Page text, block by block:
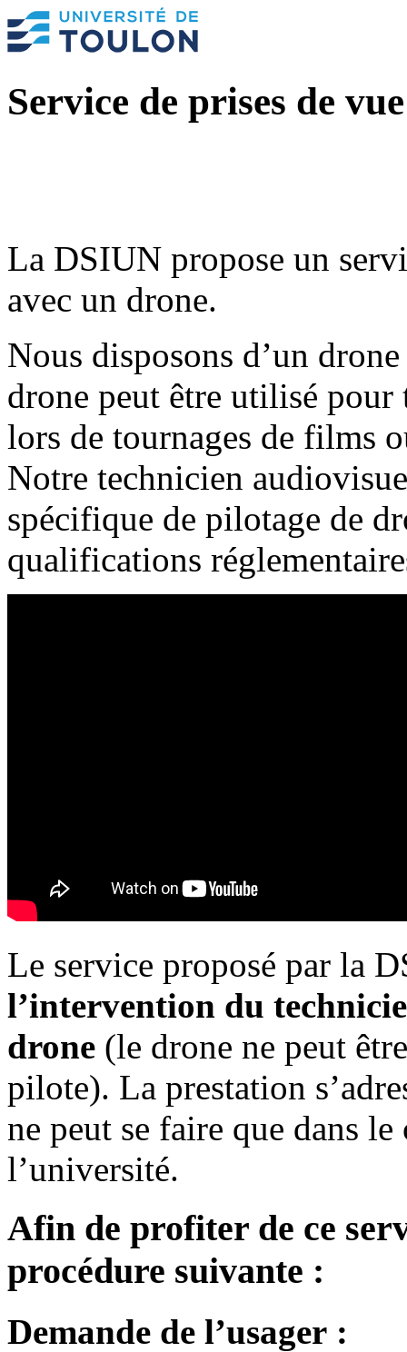
Service de prises de
La DSIUN propose un
avec un drone.
Nous disposons d’un
drone peut être utilisé pour
lors de tournages de films
Notre technicien
spécifique de pilotage de
qualifications
Le service proposé par la
l’intervention du
drone (le drone ne peut
pilote). La prestation
ne peut se faire que dans
l’université.
Afin de profiter de ce
procédure suivante :
Demande de l’usager :